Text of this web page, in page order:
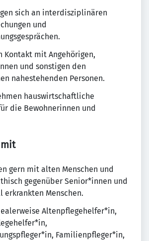
sich an interdisziplinären
und
Kontakt mit Angehörigen,
und sonstigen den
nahestehenden Personen.
hauswirtschaftliche
die Bewohnerinnen und
gern mit alten Menschen und
gegenüber Senior*innen und
erkrankten Menschen.
Altenpflegehelfer*in,
Familienpfleger*in,